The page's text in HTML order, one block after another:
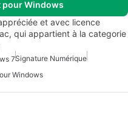
pour Windows
et avec licence
qui appartient à la categorie
7Signature Numérique
Windows